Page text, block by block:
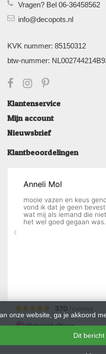
Vragen? Bel 06-36458562
info@decopots.nl
KVK nummer: 85150312
btw-nummer:
Klantenservice
Mijn account
Nieuwsbrief
Klantbeoordelingen
onze website, ga je akkoord
Dit